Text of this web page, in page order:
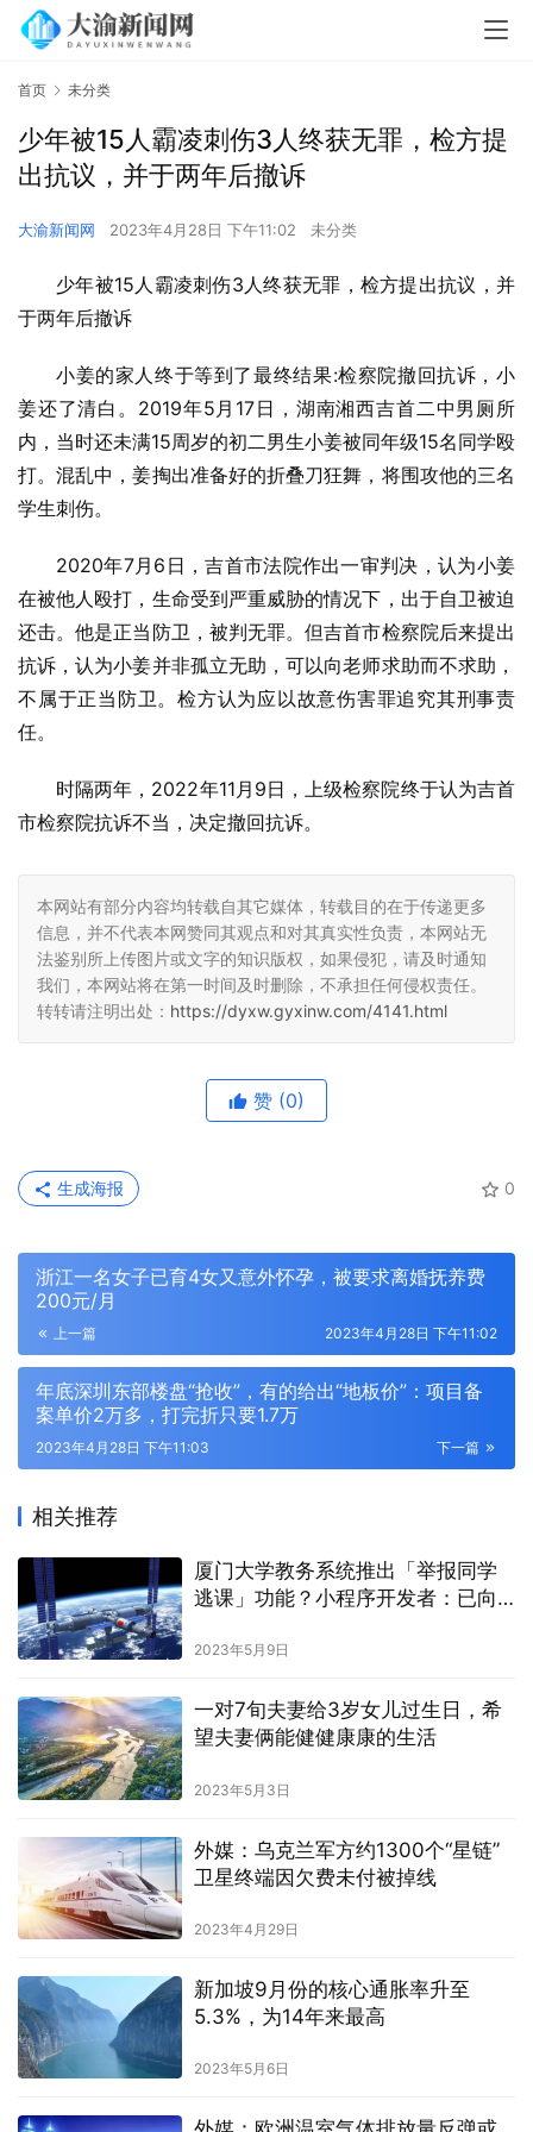
首页 未分类
少年被15人霸凌刺伤3人终获无罪，检方提
出抗议，并于两年后撤诉
大渝新闻网 2023年4月28日 下午11:02 未分类
少年被15人霸凌刺伤3人终获无罪，检方提出抗议，并
于两年后撤诉
小姜的家人终于等到了最终结果:检察院撤回抗诉，小
姜还了清白。2019年5月17日，湖南湘西吉首二中男厕所
内，当时还未满15周岁的初二男生小姜被同年级15名同学殴
打。混乱中，姜掏出准备好的折叠刀狂舞，将围攻他的三名
学生刺伤。
2020年7月6日，吉首市法院作出一审判决，认为小姜
在被他人殴打，生命受到严重威胁的情况下，出于自卫被迫
还击。他是正当防卫，被判无罪。但吉首市检察院后来提出
抗诉，认为小姜并非孤立无助，可以向老师求助而不求助，
不属于正当防卫。检方认为应以故意伤害罪追究其刑事责
任。
时隔两年，2022年11月9日，上级检察院终于认为吉首
市检察院抗诉不当，决定撤回抗诉。
本网站有部分内容均转载自其它媒体，转载目的在于传递更多
信息，并不代表本网赞同其观点和对其真实性负责，本网站无
法鉴别所上传图片或文字的知识版权，如果侵犯，请及时通知
我们，本网站将在第一时间及时删除，不承担任何侵权责任。
转转请注明出处： https://dyxw.gyxinw.com/4141.html
赞 (0)
0
生成海报
浙江一名女子已育4女又意外怀孕，被要求离婚抚养费
200元/月
上一篇 2023年4月28日 下午11:02
年底深圳东部楼盘“抢收”，有的给出“地板价”：项目备
案单价2万多，打完折只要1.7万
下一篇
2023年4月28日 下午11:03
相关推荐
厦门大学教务系统推出「举报同学
逃课」功能？小程序开发者：已向
2023年5月9日
一对7旬夫妻给3岁女儿过生日，希
望夫妻俩能健健康康的生活
2023年5月3日
外媒：乌克兰军方约1300个“星链”
卫星终端因欠费未付被掉线
2023年4月29日
新加坡9月份的核心通胀率升至
5.3%，为14年来最高
2023年5月6日